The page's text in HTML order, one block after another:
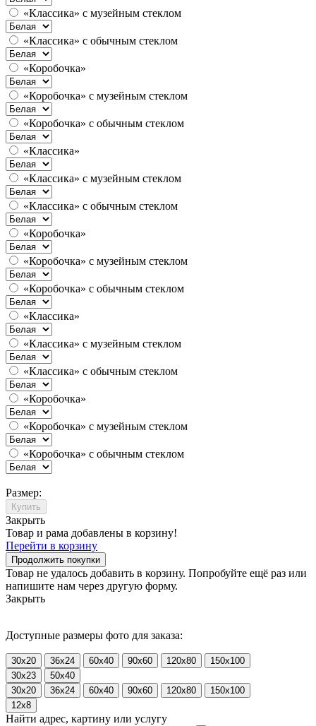
«Классика» с музейным стеклом
«Классика» с обычным стеклом
«Коробочка»
«Коробочка» с музейным стеклом
«Коробочка» с обычным стеклом
«Классика»
«Классика» с музейным стеклом
«Классика» с обычным стеклом
«Коробочка»
«Коробочка» с музейным стеклом
«Коробочка» с обычным стеклом
«Классика»
«Классика» с музейным стеклом
«Классика» с обычным стеклом
«Коробочка»
«Коробочка» с музейным стеклом
«Коробочка» с обычным стеклом
Размер:
Купить
Закрыть
Товар и рама добавлены в корзину!
Перейти в корзину
Продолжить покупки
Товар не удалось добавить в корзину. Попробуйте ещё раз или
напишите нам через другую форму.
Закрыть
Доступные размеры фото для заказа:
30x20 36x24 60x40 90x60 120x80
150x100
30x23
50x40
30x20
36x24 60x40 90x60 120x80
150x100
12x8
Найти адрес, картину или услугу